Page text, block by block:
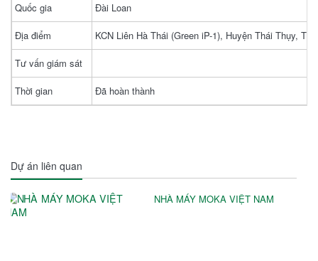
Quốc gia Đài Loan
Địa điểm KCN Liên Hà Thái (Green iP-1), Huyện Thái Thụy,
Tư vấn giám sát
Thời gian Đã hoàn thành
Dự án liên quan
NHÀ MÁY MOKA VIỆT NAM